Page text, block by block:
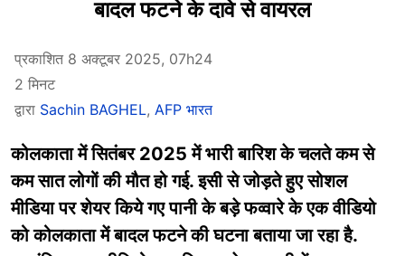
बादल फटने के दावे से वायरल
प्रकाशित 8 अक्टूबर 2025, 07h24
2 मिनट
द्वारा Sachin BAGHEL, AFP भारत
कोलकाता में सितंबर 2025 में भारी बारिश के चलते कम से
कम सात लोगों की मौत हो गई. इसी से जोड़ते हुए सोशल
मीडिया पर शेयर किये गए पानी के बड़े फव्वारे के एक वीडियो
को कोलकाता में बादल फटने की घटना बताया जा रहा है.